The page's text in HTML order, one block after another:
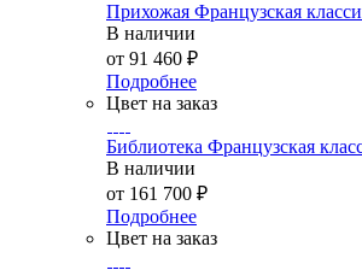
Прихожая Французская
В наличии
от 91 460 ₽
Подробнее
Цвет на заказ
Библиотека Французская
В наличии
от 161 700 ₽
Подробнее
Цвет на заказ